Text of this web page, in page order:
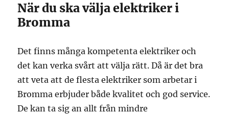
När du ska välja elektriker i
Bromma
Det finns många kompetenta elektriker och
det kan verka svårt att välja rätt. Då är det bra
att veta att de flesta elektriker som arbetar i
Bromma erbjuder både kvalitet och god service.
De kan ta sig an allt från mindre